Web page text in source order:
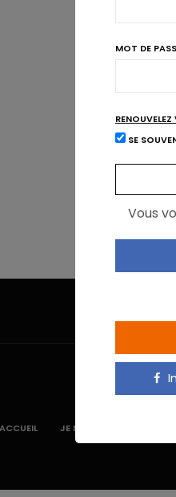
MOT DE
SE
Vous
ACCUEIL JE M’INSCRIS